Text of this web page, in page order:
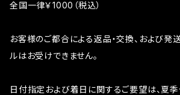
全国一律￥1000（税込）
お客様のご都合による返品・交換、および発
ルはお受けできません。
日付指定および着日に関するご要望は、夏